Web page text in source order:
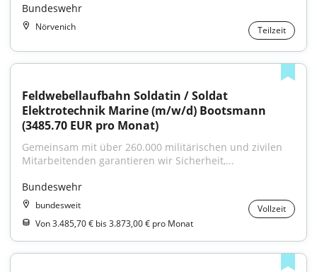
Bundeswehr
Nörvenich Teilzeit
Feldwebellaufbahn Soldatin / Soldat
Elektrotechnik Marine (m/w/d) Bootsmann
(3485.70 EUR pro Monat)
Gemeinsam mit über 260.000 militärischen und zivilen
Mitarbeitenden garantieren wir Sicherheit,...
Bundeswehr
bundesweit
Vollzeit
Von 3.485,70 € bis 3.873,00 € pro Monat